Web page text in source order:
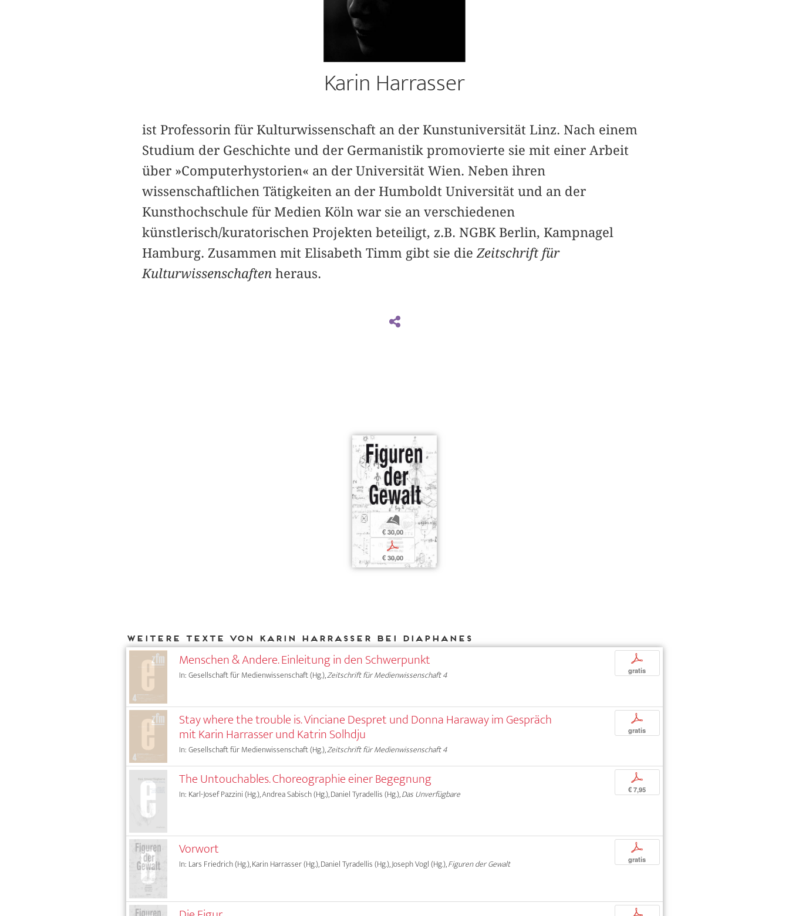
Karin Harrasser
ist Professorin für Kulturwissenschaft an der Kunstuniversität Linz. Nach einem
Studium der Geschichte und der Germanistik promovierte sie mit einer Arbeit
über »Computerhystorien« an der Universität Wien. Neben ihren
wissenschaftlichen Tätigkeiten an der Humboldt Universität und an der
Kunsthochschule für Medien Köln war sie an verschiedenen
künstlerisch/kuratorischen Projekten beteiligt, z.B. NGBK Berlin, Kampnagel
Hamburg. Zusammen mit Elisabeth Timm gibt sie die Zeitschrift für
Kulturwissenschaftenheraus.
b
€ 30,00
p
€ 30,00
Weitere Texte von Karin Harrasser bei DIAPHANES
Menschen & Andere. Einleitung in den Schwerpunkt
In: Gesellschaft für Medienwissenschaft (Hg.),Zeitschrift für Medienwissenschaft 4
p
gratis
Stay where the trouble is. Vinciane Despret und Donna Haraway im Gespräch
mit Karin Harrasser und Katrin Solhdju
In: Gesellschaft für Medienwissenschaft (Hg.),Zeitschrift für Medienwissenschaft 4
p
gratis
The Untouchables. Choreographie einer Begegnung
In: Karl-Josef Pazzini (Hg.), Andrea Sabisch (Hg.), Daniel Tyradellis (Hg.),Das Unverfügbare
p
€ 7,95
Vorwort
In: Lars Friedrich (Hg.), Karin Harrasser (Hg.), Daniel Tyradellis (Hg.), Joseph Vogl (Hg.),Figuren der Gewalt
p
gratis
p